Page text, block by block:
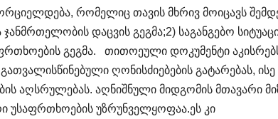
რომელიც თავის მხრივ მოიცავს
დაცვის გეგმა;2) საგანგებო
გეგმა. თითოეული დოკუმენტი
ღონისძიებების გატარებას, ისე
აღსრულებას. აღნიშნული მიდგომის მთავარი
უსაფრთხოების უზრუნველყოფაა.ეს კი